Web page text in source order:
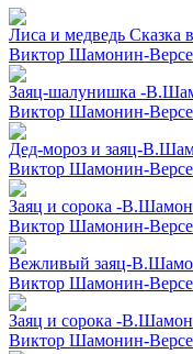
Лиса и медведь Сказка
Виктор Шамонин-
Заяц-шалунишка -
Виктор Шамонин-
Дед-мороз и заяц-
Виктор Шамонин-
Заяц и сорока -
Виктор Шамонин-
Вежливый заяц-
Виктор Шамонин-
Заяц и сорока -
Виктор Шамонин-